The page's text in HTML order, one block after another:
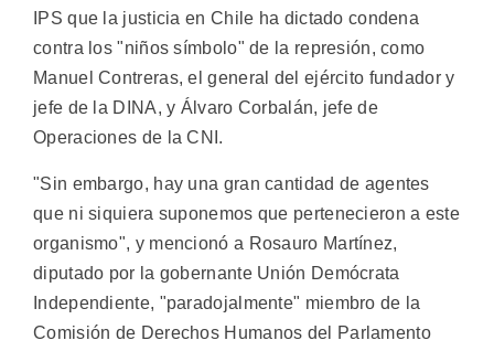
IPS que la justicia en Chile ha dictado condena
contra los "niños símbolo" de la represión, como
Manuel Contreras, el general del ejército fundador y
jefe de la DINA, y Álvaro Corbalán, jefe de
Operaciones de la CNI.
"Sin embargo, hay una gran cantidad de agentes
que ni siquiera suponemos que pertenecieron a este
organismo", y mencionó a Rosauro Martínez,
diputado por la gobernante Unión Demócrata
Independiente, "paradojalmente" miembro de la
Comisión de Derechos Humanos del Parlamento